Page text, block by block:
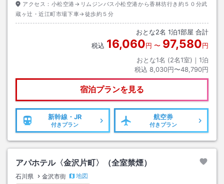
アクセス： 小松空港→リムジンバス小松空港から香林坊行き約５０分武
蔵ヶ辻・近江町市場下車→徒歩約５分
おとな2名 1泊1部屋 合計
税込 16,060円 〜 97,580円
おとな1名 (2名1室)｜ 1泊
税込 8,030円〜48,790円
宿泊プランを見る
新幹線・JR
付きプラン
航空券
付きプラン
アパホテル〈金沢片町〉（全室禁煙）
石川県 金沢市街
地図